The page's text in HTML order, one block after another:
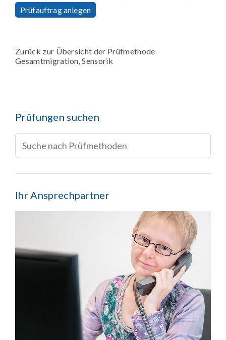
Prüfauftrag anlegen
Zurück zur Übersicht der Prüfmethode
Gesamtmigration, Sensorik
Prüfungen suchen
Ihr Ansprechpartner